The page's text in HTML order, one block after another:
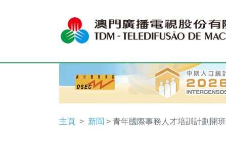
主頁 新聞 > 青年國際事務人才培訓計劃開班